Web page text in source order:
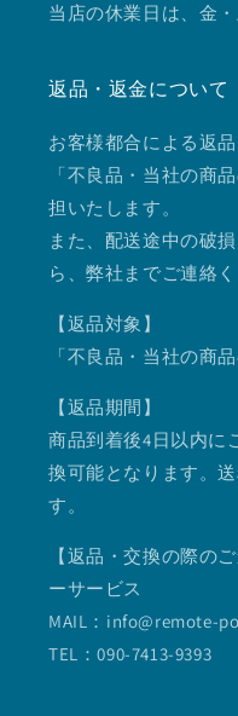
当店の休業日は、金・
返品・返金について
お客様都合による返
「不良品・当社の商
担いたします。
また、配送途中の破
ら、弊社までご連絡く
【返品対象】
「不良品・当社の商
【返品期間】
商品到着後4日以内に
換可能となります。
す。
【返品・交換の際の
ーサービス
MAIL：info@remote-
TEL：090-7413-9393